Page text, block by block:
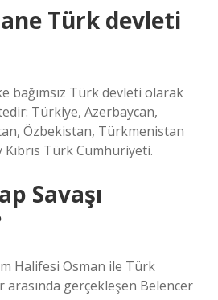
Türk devleti
bağımsız Türk devleti olarak
Türkiye, Azerbaycan,
Özbekistan, Türkmenistan
Türk Cumhuriyeti.
Savaşı
Halifesi Osman ile Türk
gerçekleşen Belencer